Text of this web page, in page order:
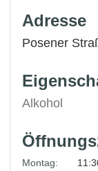
Adresse
Posener
Alkohol
Montag: